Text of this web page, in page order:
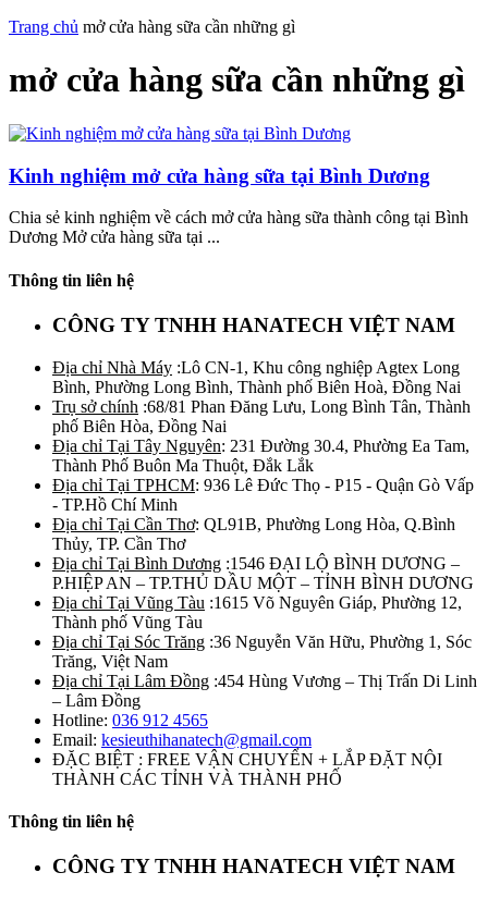
Trang chủ mở cửa hàng sữa cần những gì
mở cửa hàng sữa cần những gì
Kinh nghiệm mở cửa hàng sữa tại Bình Dương
Chia sẻ kinh nghiệm về cách mở cửa hàng sữa thành công tại Bình
Dương Mở cửa hàng sữa tại ...
Thông tin liên hệ
CÔNG TY TNHH HANATECH VIỆT NAM
Địa chỉ Nhà Máy :Lô CN-1, Khu công nghiệp Agtex Long
Bình, Phường Long Bình, Thành phố Biên Hoà, Đồng Nai
Trụ sở chính :68/81 Phan Đăng Lưu, Long Bình Tân, Thành
phố Biên Hòa, Đồng Nai
Địa chỉ Tại Tây Nguyên: 231 Đường 30.4, Phường Ea Tam,
Thành Phố Buôn Ma Thuột, Đắk Lắk
Địa chỉ Tại TPHCM: 936 Lê Đức Thọ - P15 - Quận Gò Vấp
- TP.Hồ Chí Minh
Địa chỉ Tại Cần Thơ: QL91B, Phường Long Hòa, Q.Bình
Thủy, TP. Cần Thơ
Địa chỉ Tại Bình Dương :1546 ĐẠI LỘ BÌNH DƯƠNG –
P.HIỆP AN – TP.THỦ DẦU MỘT – TỈNH BÌNH DƯƠNG
Địa chỉ Tại Vũng Tàu :1615 Võ Nguyên Giáp, Phường 12,
Thành phố Vũng Tàu
Địa chỉ Tại Sóc Trăng :36 Nguyễn Văn Hữu, Phường 1, Sóc
Trăng, Việt Nam
Địa chỉ Tại Lâm Đồng :454 Hùng Vương – Thị Trấn Di Linh
– Lâm Đồng
Hotline: 036 912 4565
Email: kesieuthihanatech@gmail.com
ĐẶC BIỆT : FREE VẬN CHUYỂN + LẮP ĐẶT NỘI
THÀNH CÁC TỈNH VÀ THÀNH PHỐ
Thông tin liên hệ
CÔNG TY TNHH HANATECH VIỆT NAM